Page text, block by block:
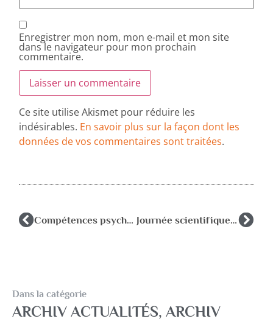
Enregistrer mon nom, mon e-mail et mon site
dans le navigateur pour mon prochain
commentaire.
Ce site utilise Akismet pour réduire les
indésirables. En savoir plus sur la façon dont les
données de vos commentaires sont traitées.
Compétences psycho sociales : des problématiques aux dispositifs et actions de terrain Journée scientifique de l’AFPEN
Dans la catégorie
ARCHIV ACTUALITÉS, ARCHIV